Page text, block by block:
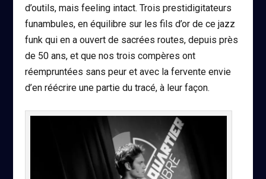
d’outils, mais feeling intact. Trois prestidigitateurs
funambules, en équilibre sur les fils d’or de ce jazz
funk qui en a ouvert de sacrées routes, depuis près
de 50 ans, et que nos trois compères ont
réempruntées sans peur et avec la fervente envie
d’en réécrire une partie du tracé, à leur façon.